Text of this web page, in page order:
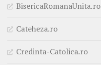
BisericaRomanaUnita.ro
Cateheza.ro
Credinta-Catolica.ro